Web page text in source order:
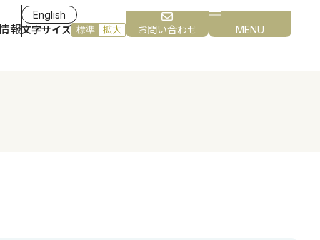
報
English
文字サイズ 標準 拡大 お問い合わせ MENU